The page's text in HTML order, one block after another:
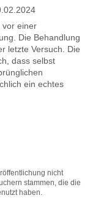
vor einer
Die Behandlung
letzte Versuch. Die
dass selbst
ein echtes
nicht
stammen, die die
haben.